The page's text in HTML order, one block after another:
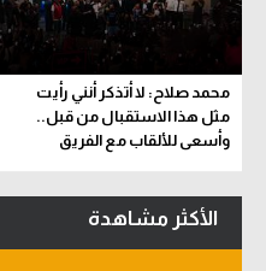
محمد صلاح: لا أتذكر أنني رأيت
مثل هذا الاستقبال من قبل..
وأسعى للألقاب مع الفريق
الأكثر مشاهدة